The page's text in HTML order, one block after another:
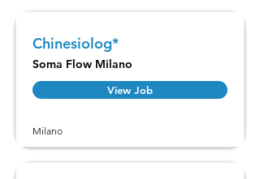
Chinesiolog*
Soma Flow Milano
View Job
Milano